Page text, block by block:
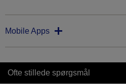
Mobile Apps
Ofte stillede spørgsmål